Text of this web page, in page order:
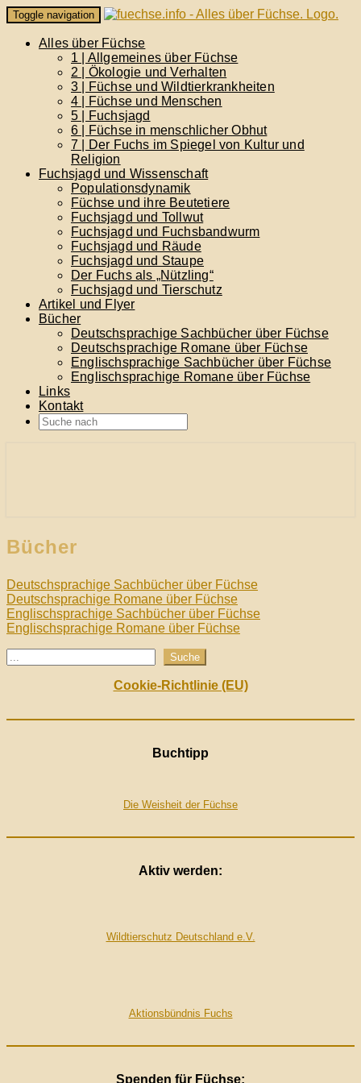
Skip
to
content
Toggle navigation
Alles über Füchse
1 | Allgemeines über Füchse
2 | Ökologie und Verhalten
3 | Füchse und Wildtierkrankheiten
4 | Füchse und Menschen
5 | Fuchsjagd
6 | Füchse in menschlicher Obhut
7 | Der Fuchs im Spiegel von Kultur und
Religion
Fuchsjagd und Wissenschaft
Populationsdynamik
Füchse und ihre Beutetiere
Fuchsjagd und Tollwut
Fuchsjagd und Fuchsbandwurm
Fuchsjagd und Räude
Fuchsjagd und Staupe
Der Fuchs als „Nützling“
Fuchsjagd und Tierschutz
Artikel und Flyer
Bücher
Deutschsprachige Sachbücher über Füchse
Deutschsprachige Romane über Füchse
Englischsprachige Sachbücher über Füchse
Englischsprachige Romane über Füchse
Links
Kontakt
Search
Icon
Bücher
Bücher
Deutschsprachige Sachbücher über Füchse
Deutschsprachige Romane über Füchse
Englischsprachige Sachbücher über Füchse
Englischsprachige Romane über Füchse
Suche
Cookie-Richtlinie (EU)
Buchtipp
Die Weisheit der Füchse
Aktiv werden:
Wildtierschutz Deutschland e.V.
Aktionsbündnis Fuchs
Spenden für Füchse: